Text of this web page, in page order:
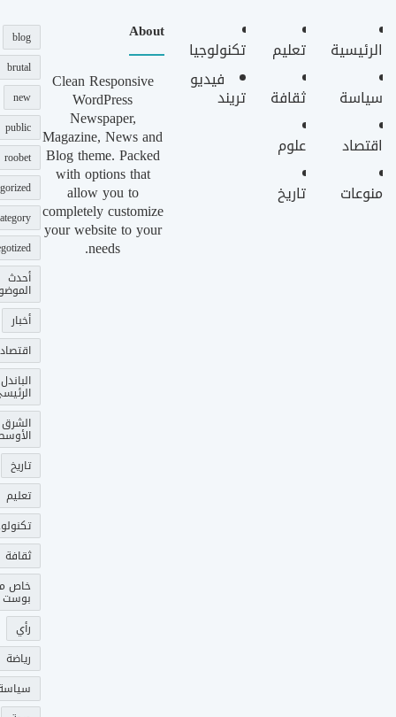
الرئيسية
سياسة
اقتصاد
منوعات
تعليم
ثقافة
علوم
تاريخ
تكنولوجيا
فيديو
تريند
About
Clean Responsive
WordPress
Newspaper,
Magazine, News and
Blog theme. Packed
with options that
allow you to
completely customize
your website to your
needs.
blog
brutal
new
public
roobet
أحدث
أخبار
اقتصاد
الباندل
الشرق
تاريخ
تعليم
ثقافة
خاص
بوست
رأي
رياضة